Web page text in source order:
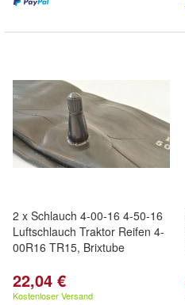
2 x Schlauch 4-00-16 4-50-16
Luftschlauch Traktor Reifen 4-
00R16 TR15, Brixtube
22,04 €
Kostenloser Versand